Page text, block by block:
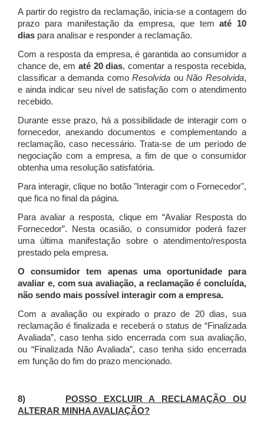
A partir do registro da reclamação, inicia-se a contagem do
prazo para manifestação da empresa, que tematé 10
dias para analisar e responder a reclamação.
Com a resposta da empresa, é garantida ao consumidor a
chance de, em até 20 dias, comentar a resposta recebida,
classificar a demanda comoResolvida ouNão Resolvida,
e ainda indicar seu nível de satisfação com o atendimento
recebido.
Durante esse prazo, há a possibilidade de interagir com o
fornecedor, anexando documentos e complementando a
reclamação, caso necessário.Trata-se de um período de
negociação com a empresa, a fim de que o consumidor
obtenha uma resolução satisfatória.
Para interagir, clique no botão "Interagir com o Fornecedor",
que fica no final da página.
Para avaliar a resposta, clique em “Avaliar Resposta do
Fornecedor”. Nesta ocasião, o consumidor poderá fazer
uma última manifestação sobre o atendimento/resposta
prestado pela empresa.
O consumidor tem apenas uma oportunidade para
avaliar e, com sua avaliação, a reclamação é concluída,
não sendo mais possível interagir com a empresa.
Com a avaliação ou expirado o prazo de 20 dias, sua
reclamação é finalizada e receberá o status de “Finalizada
Avaliada”, caso tenha sido encerrada com sua avaliação,
ou “Finalizada Não Avaliada”, caso tenha sido encerrada
em função do fim do prazo mencionado.
8)
POSSO EXCLUIR A RECLAMAÇÃO OU
ALTERAR MINHA AVALIAÇÃO?